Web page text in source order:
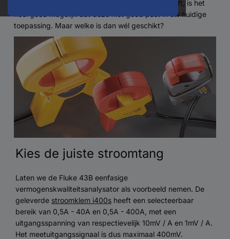
de geleverde klem een ​​specifiek meetbereik heeft, is het
heel goed mogelijk dat deze niet goed past in uw huidige
toepassing. Maar welke is dan wél geschikt?
Kies de juiste stroomtang
Laten we de Fluke 43B eenfasige
vermogenskwaliteitsanalysator als voorbeeld nemen. De
geleverde stroomklem i400s heeft een selecteerbaar
bereik van 0,5A - 40A en 0,5A - 400A, met een
uitgangsspanning van respectievelijk 10mV / A en 1mV / A.
Het meetuitgangssignaal is dus maximaal 400mV.